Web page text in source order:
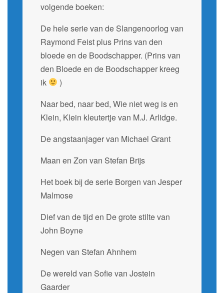
volgende boeken:
De hele serie van de Slangenoorlog van
Raymond Feist plus Prins van den
bloede en de Boodschapper. (Prins van
den Bloede en de Boodschapper kreeg
ik
)
Naar bed, naar bed, Wie niet weg is en
Klein, Klein kleutertje van M.J. Arlidge.
De angstaanjager van Michael Grant
Maan en Zon van Stefan Brijs
Het boek bij de serie Borgen van Jesper
Malmose
Dief van de tijd en De grote stilte van
John Boyne
Negen van Stefan Ahnhem
De wereld van Sofie van Jostein
Gaarder